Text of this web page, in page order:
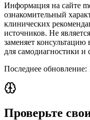
Информация на сайте
ознакомительный
клинических
источников. Не
заменяет
для самодиагностики и
Последнее обновление:
Проверьте